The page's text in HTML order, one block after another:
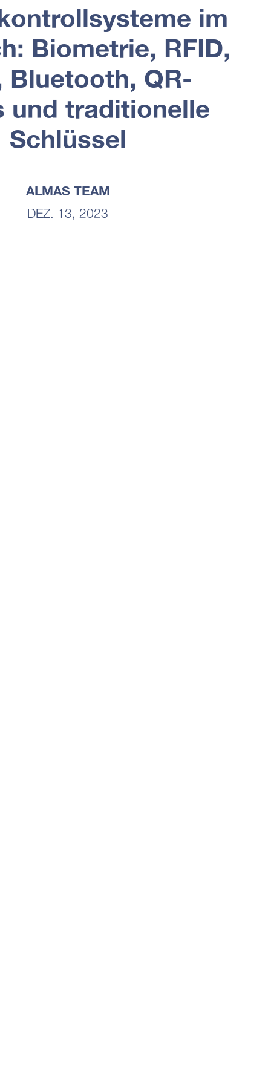
im
Biometrie, RFID,
Bluetooth, QR-
und traditionelle
Schlüssel
ALMAS TEAM
DEZ. 13, 2023